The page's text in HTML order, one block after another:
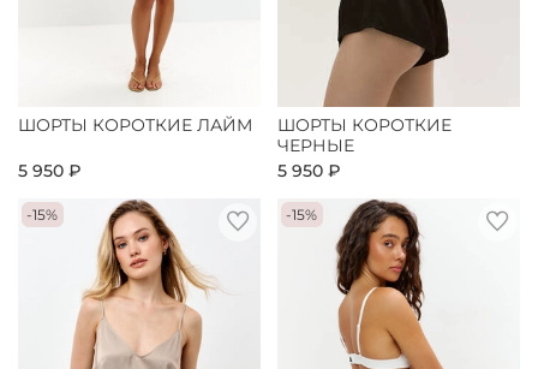
ШОРТЫ КОРОТКИЕ ЛАЙМ
5 950 ₽
ШОРТЫ КОРОТКИЕ
ЧЕРНЫЕ
5 950 ₽
-15% -15%